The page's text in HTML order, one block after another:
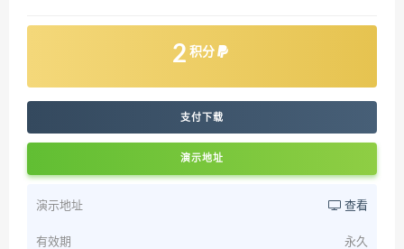
2 积分
支付下载
演示地址
演示地址 查看
有效期 永久